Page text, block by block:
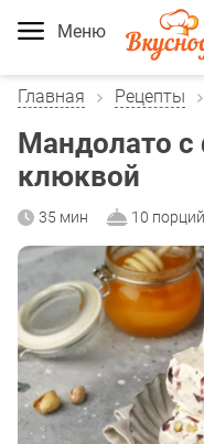
Меню
Главная Рецепты
Мандолато
клюквой
35 мин 10 порций